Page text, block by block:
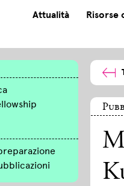
Attualità Risorse